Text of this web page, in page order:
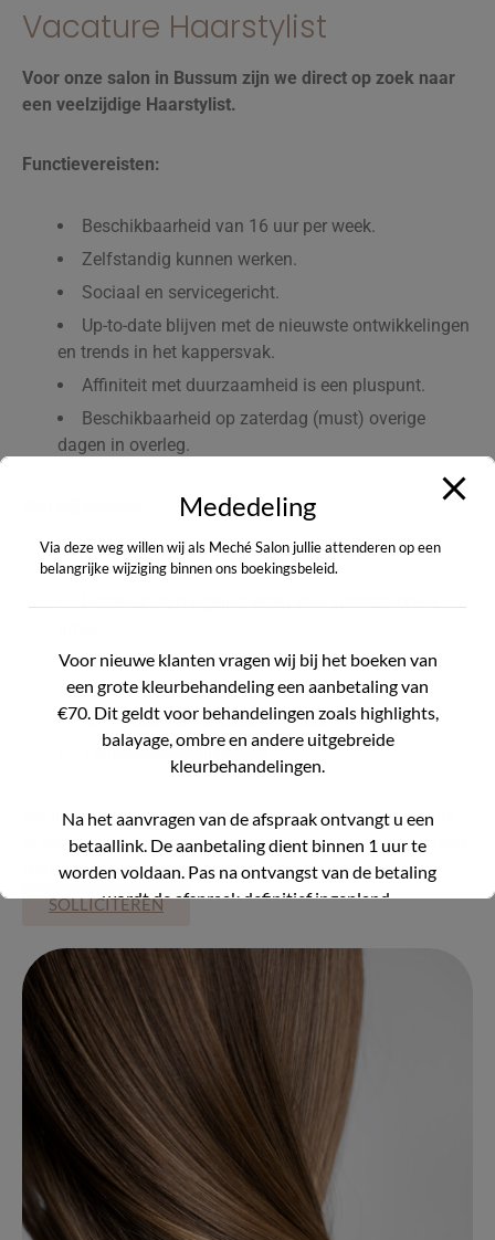
Vacature Haarstylist
Voor onze salon in Bussum zijn we direct op zoek naar
een veelzijdige Haarstylist.
Functievereisten:
Beschikbaarheid van 16 uur per week.
Zelfstandig kunnen werken.
Sociaal en servicegericht.
Up-to-date blijven met de nieuwste ontwikkelingen
en trends in het kappersvak.
Affiniteit met duurzaamheid is een pluspunt.
Beschikbaarheid op zaterdag (must) overige
dagen in overleg.
Marktconform salaris.
Uitstekende mogelijkheden voor professionele
Een prettige werksfeer in een innovatief, jong
team.
Een moderne werkplek in Bussum.
Trainingsmogelijkheden.
Als jij enthousiast bent om bij onze vestiging in Bussum
te werken, ontvangen wij graag jouw motivatie en cv (met
foto) viainfo@mechesalon.nl.
SOLLICITEREN
Mededeling
Via deze weg willen wij als Meché Salon jullie attenderen op een
belangrijke wijziging binnen ons boekingsbeleid.
Voor nieuwe klanten vragen wij bij het boeken van
een grote kleurbehandeling een aanbetaling van
€70. Dit geldt voor behandelingen zoals highlights,
balayage, ombre en andere uitgebreide
kleurbehandelingen.
Na het aanvragen van de afspraak ontvangt u een
betaallink. De aanbetaling dient binnen 1 uur te
worden voldaan. Pas na ontvangst van de betaling
wordt de afspraak definitief ingepland.
Wij geloven dat deze verandering ons zal helpen om
onze agenda beter te beheren en onze service te
verbeteren.
Bedankt voor jullie begrip en blijvende steun.
Dit zal sluiten in seconden